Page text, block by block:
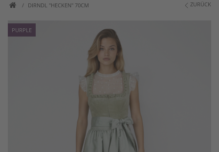
DIRNDL "HECKEN" 70CM ZURÜCK
Artikelbilder überspringen
PURPLE